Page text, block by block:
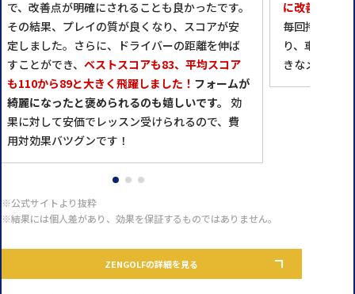
で、改善点が明確にされることも良かったです。
その結果、プレイの質が良くなり、スコアが安
定しました。さらに、ドライバーの距離を伸ば
すことができ、 ベストスコアも83、平均スコア
も110から89と大きく飛躍しました！ フォームが
綺麗になったと褒められるのも嬉しいです。
効
果に対して安価でレッスン受けられるので、費
用対効果バツグンです！
に改善するこ
毎回持ち込む
り、車でも通
きなメリット
※公式サイトより抜粋
※結果には個人差があり、効果を保証するものではありません。
ZENGOLFの詳細を見る